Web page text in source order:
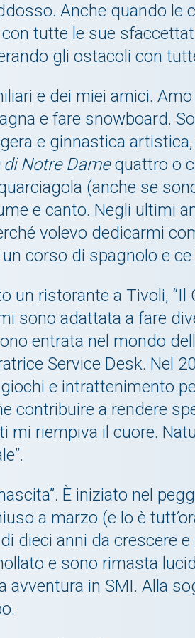
Anche quando le
tutte le sue
gli ostacoli con
e dei miei amici.
e fare snowboard.
e ginnastica
di Notre Damequattro o
(anche se
e canto. Negli ultimi
volevo dedicarmi
corso di spagnolo e ce
un ristorante a Tivoli, “Il
sono adattata a fare
entrata nel mondo
Service Desk. Nel
e intrattenimento
contribuire a rendere
mi riempiva il cuore.
È iniziato nel
a marzo (e lo è
dieci anni da crescere
e sono rimasta
avventura in SMI. Alla